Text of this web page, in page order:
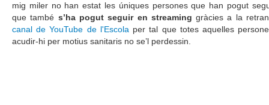
mig miler no han estat les úniques persones que han pogut
que també s’ha pogut seguir en streaming gràcies a la
canal de YouTube de l'Escola per tal que totes aquelles
acudir-hi per motius sanitaris no se’l perdessin.